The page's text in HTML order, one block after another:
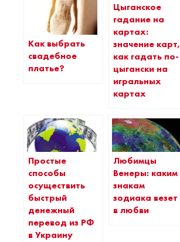
Как выбрать
свадебное
платье?
Цыганское
гадание на
картах:
значение карт,
как гадать по-
цыгански на
игральных
картах
Простые
способы
осуществить
быстрый
денежный
перевод из РФ
в Украину
Любимцы
Венеры: каким
знакам
зодиака везет
в любви